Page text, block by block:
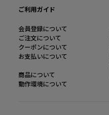
ご利用ガイド
会員登録について
ご注文について
クーポンについて
お支払いについて
商品について
動作環境について